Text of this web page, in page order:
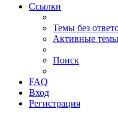
Ссылки
Темы без
Активные темы
Поиск
FAQ
Вход
Регистрация